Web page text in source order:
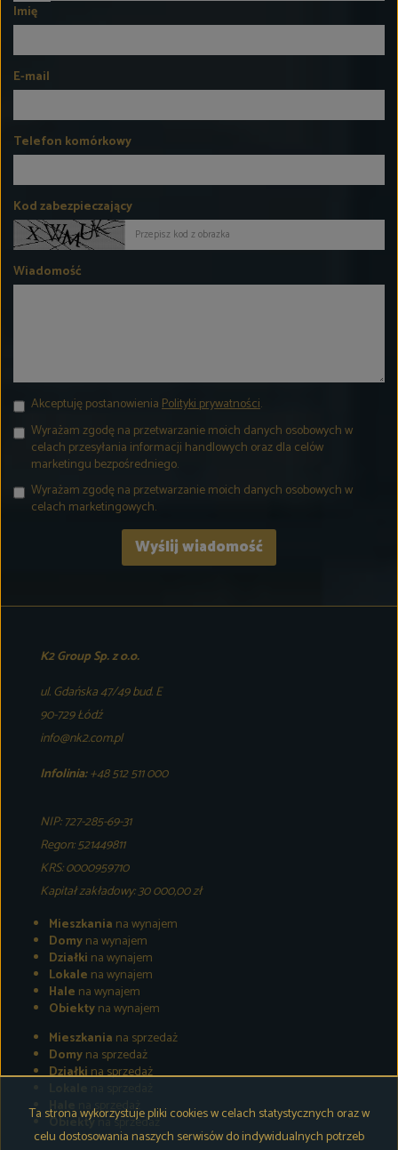
Imię
E-mail
Telefon komórkowy
Kod zabezpieczający
Wiadomość
Akceptuję postanowieniaPolityki prywatności.
Wyrażam zgodę na przetwarzanie moich danych osobowych w
celach przesyłania informacji handlowych oraz dla celów
marketingu bezpośredniego.
Wyrażam zgodę na przetwarzanie moich danych osobowych w
celach marketingowych.
K2 Group Sp. z o.o.
ul. Gdańska 47/49 bud. E
90-729 Łódź
info@nk2.com.pl
Infolinia:+48 512 511 000
NIP: 727-285-69-31
Regon: 521449811
KRS: 0000959710
Kapitał zakładowy: 30 000,00 zł
Mieszkania na wynajem
Domyna wynajem
Działki na wynajem
Lokale na wynajem
Hale na wynajem
Obiektyna wynajem
Mieszkania na sprzedaż
Domyna sprzedaż
Działkina sprzedaż
Hale na sprzedaż
Obiektyna sprzedaż
Ta strona wykorzystuje pliki cookies w celach statystycznych oraz w
celu dostosowania naszych serwisów do indywidualnych potrzeb